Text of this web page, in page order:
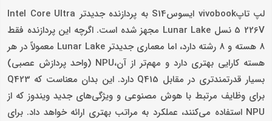
لپ تاپvivobook ایسوسS14 به پردازنده جدیدتر Intel Core Ultra
5 226V نسل Lunar Lake مجهز شده است. اگرچه این پردازنده فقط
8 هسته و 8 رشته دارد، اما معماری جدیدتر Lunar Lake معمولاً در هر
هسته کارایی بهتری دارد و مهم‌تر از آن،NPU (واحد پردازش عصبی)
بسیار قدرتمندتری در مقابل Q415 دارد. این بدان معناست که Q423
برای وظایف مرتبط با هوش مصنوعی و ویژگی‌های جدید ویندوز که از
NPU استفاده می‌کنند، عملکرد به مراتب بهتری ارائه خواهد داد. برای